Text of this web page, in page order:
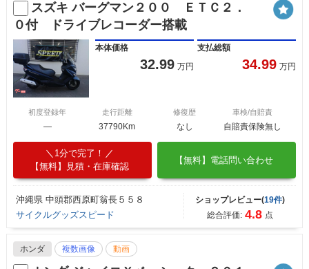
スズキ バーグマン２００ ＥＴＣ２．
０付 ドライブレコーダー搭載
本体価格
32.99 万円
支払総額
34.99 万円
初度登録年
―
走行距離
37790Km
修復歴
なし
車検/自賠責
自賠責保険無し
1分で完了！
【無料】見積・在庫確認
【無料】電話問い合わせ
沖縄県 中頭郡西原町翁長５５８
サイクルグッズスピード
ショップレビュー(19件)
総合評価: 4.8 点
ホンダ 複数画像 動画